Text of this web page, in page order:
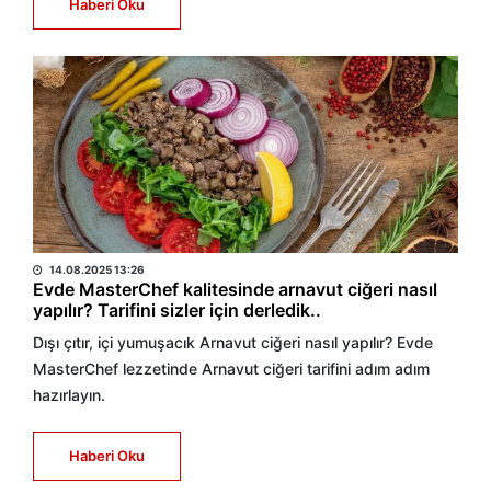
Haberi Oku
HABER MERKEZİ
14.08.2025 13:26
Evde MasterChef kalitesinde arnavut ciğeri nasıl
yapılır? Tarifini sizler için derledik..
Dışı çıtır, içi yumuşacık Arnavut ciğeri nasıl yapılır? Evde
MasterChef lezzetinde Arnavut ciğeri tarifini adım adım
hazırlayın.
Haberi Oku